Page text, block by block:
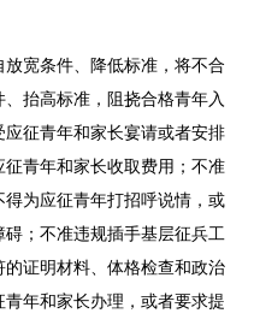
宽条件、降低标准，将不合
抬高标准，阻挠合格青年入
征青年和家长宴请或者安排
青年和家长收取费用；不准
为应征青年打招呼说情，或
；不准违规插手基层征兵工
证明材料、体格检查和政治
年和家长办理，或者要求提